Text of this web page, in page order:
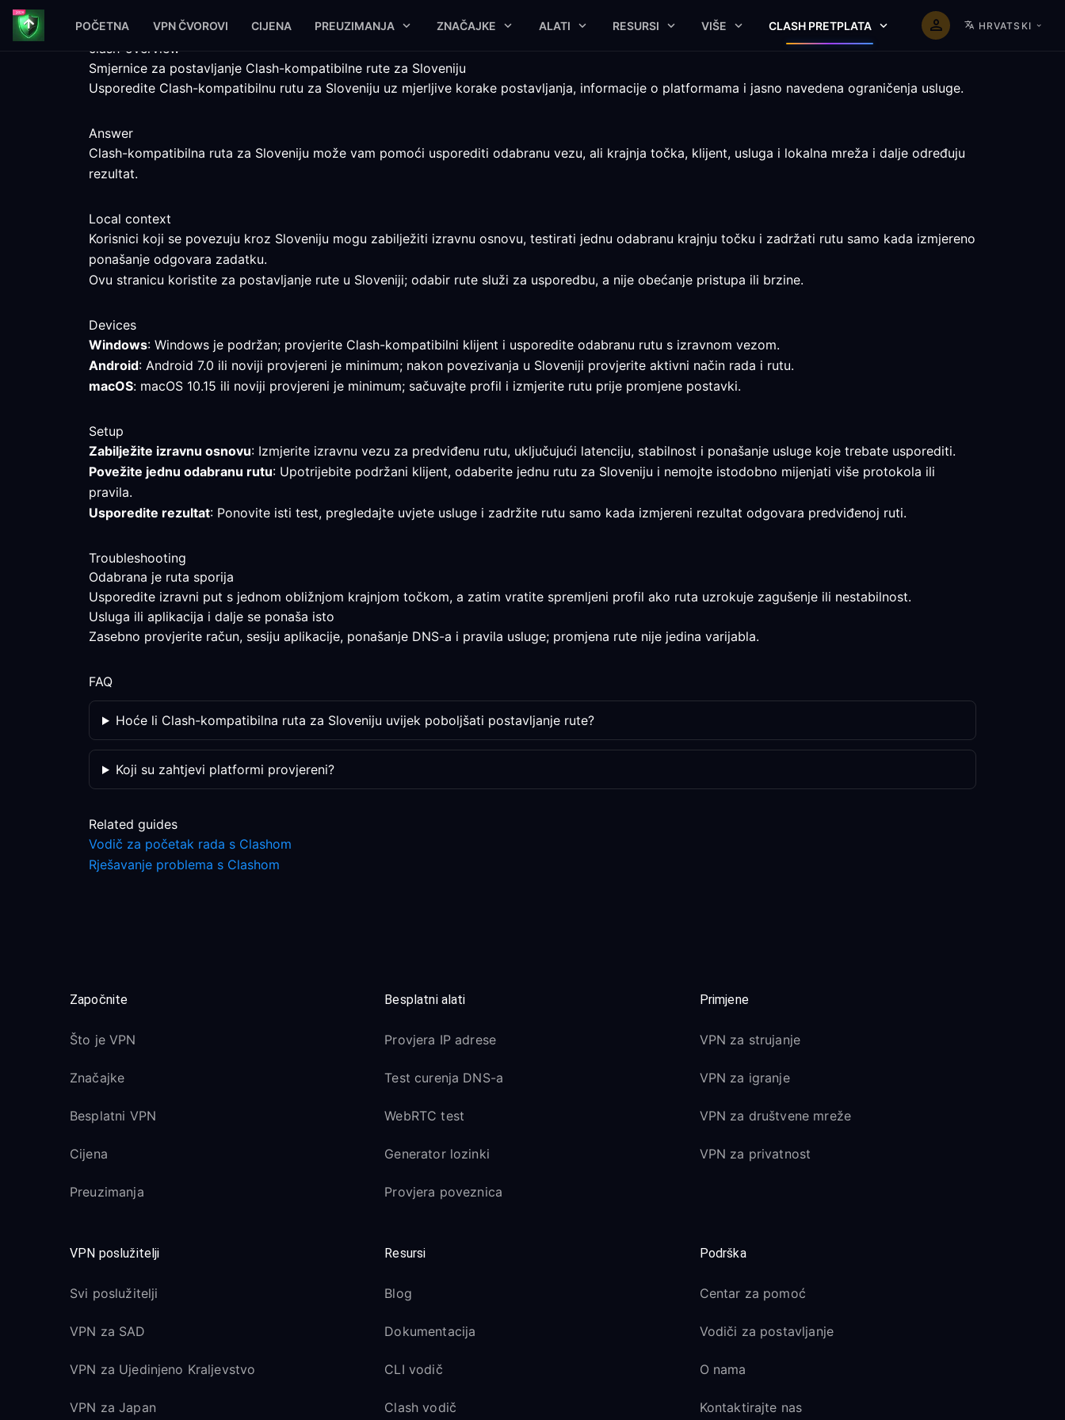
POČETNA VPN ČVOROVI CIJENA PREUZIMANJA ZNAČAJKE ALATI RESURSI VIŠE CLASH PRETPLATA HRVATSKI
clash-overview
Smjernice za postavljanje Clash-kompatibilne rute za Sloveniju
Usporedite Clash-kompatibilnu rutu za Sloveniju uz mjerljive korake postavljanja, informacije o platformama i jasno navedena ograničenja usluge.
Answer
Clash-kompatibilna ruta za Sloveniju može vam pomoći usporediti odabranu vezu, ali krajnja točka, klijent, usluga i lokalna mreža i dalje određuju
rezultat.
Local context
Korisnici koji se povezuju kroz Sloveniju mogu zabilježiti izravnu osnovu, testirati jednu odabranu krajnju točku i zadržati rutu samo kada izmjereno
ponašanje odgovara zadatku.
Ovu stranicu koristite za postavljanje rute u Sloveniji; odabir rute služi za usporedbu, a nije obećanje pristupa ili brzine.
Devices
Windows: Windows je podržan; provjerite Clash-kompatibilni klijent i usporedite odabranu rutu s izravnom vezom.
Android: Android 7.0 ili noviji provjereni je minimum; nakon povezivanja u Sloveniji provjerite aktivni način rada i rutu.
macOS: macOS 10.15 ili noviji provjereni je minimum; sačuvajte profil i izmjerite rutu prije promjene postavki.
Setup
Zabilježite izravnu osnovu: Izmjerite izravnu vezu za predviđenu rutu, uključujući latenciju, stabilnost i ponašanje usluge koje trebate usporediti.
Povežite jednu odabranu rutu: Upotrijebite podržani klijent, odaberite jednu rutu za Sloveniju i nemojte istodobno mijenjati više protokola ili
pravila.
Usporedite rezultat: Ponovite isti test, pregledajte uvjete usluge i zadržite rutu samo kada izmjereni rezultat odgovara predviđenoj ruti.
Troubleshooting
Odabrana je ruta sporija
Usporedite izravni put s jednom obližnjom krajnjom točkom, a zatim vratite spremljeni profil ako ruta uzrokuje zagušenje ili nestabilnost.
Usluga ili aplikacija i dalje se ponaša isto
Zasebno provjerite račun, sesiju aplikacije, ponašanje DNS-a i pravila usluge; promjena rute nije jedina varijabla.
FAQ
Hoće li Clash-kompatibilna ruta za Sloveniju uvijek poboljšati postavljanje rute?
Koji su zahtjevi platformi provjereni?
Related guides
Vodič za početak rada s Clashom
Rješavanje problema s Clashom
Započnite
Što je VPN
Značajke
Besplatni VPN
Cijena
Preuzimanja
Besplatni alati
Provjera IP adrese
Test curenja DNS-a
WebRTC test
Generator lozinki
Provjera poveznica
Primjene
VPN za strujanje
VPN za igranje
VPN za društvene mreže
VPN za privatnost
VPN poslužitelji
Svi poslužitelji
VPN za SAD
VPN za Ujedinjeno Kraljevstvo
VPN za Japan
Resursi
Blog
Dokumentacija
CLI vodič
Clash vodič
Podrška
Centar za pomoć
Vodiči za postavljanje
O nama
Kontaktirajte nas